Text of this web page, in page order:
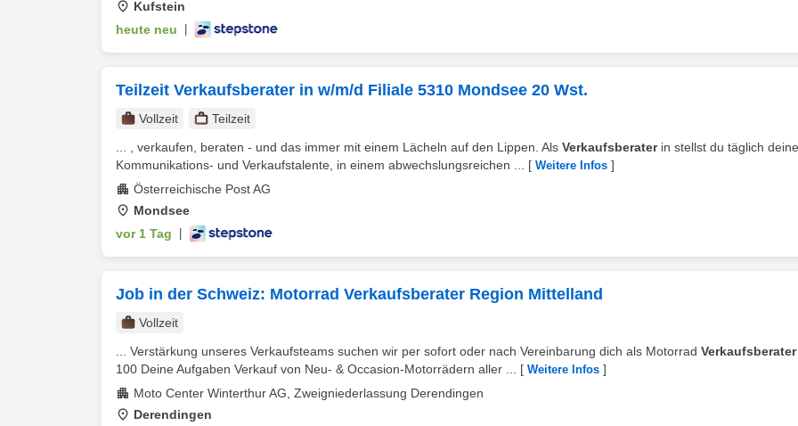
Kufstein
heute neu
Teilzeit Verkaufsberater in w/m/d Filiale 5310 Mondsee 20 Wst.
Vollzeit
Teilzeit
... , verkaufen, beraten - und das immer mit einem Lächeln auf den Lippen. Als Verkaufsberaterin stellst du täglich deine
Kommunikations- und Verkaufstalente, in einem abwechslungsreichen ...
[ Weitere Infos ]
Österreichische Post AG
Mondsee
vor 1 Tag
Job in der Schweiz: Motorrad Verkaufsberater Region Mittelland
Vollzeit
... Verstärkung unseres Verkaufsteams suchen wir per sofort oder nach Vereinbarung dich als Motorrad Verkaufsberater
100 Deine Aufgaben Verkauf von Neu- & Occasion-Motorrädern aller ...
[ Weitere Infos ]
Moto Center Winterthur AG, Zweigniederlassung Derendingen
Derendingen